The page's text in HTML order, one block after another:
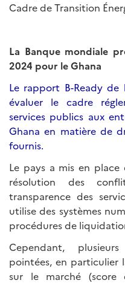
Cadre de Transition
La Banque mondiale
2024 pour le Ghana
Le rapport B-Ready
évaluer le cadre
services publics aux
Ghana en matière de
fournis.
Le pays a mis en
résolution des
transparence des
utilise des systèmes
procédures de
Cependant,
pointées, en particulier
sur le marché (score